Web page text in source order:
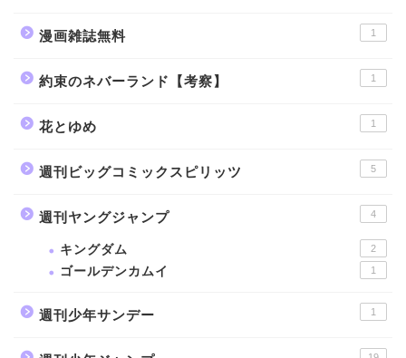
漫画雑誌無料 1
約束のネバーランド【考察】 1
花とゆめ 1
週刊ビッグコミックスピリッツ 5
週刊ヤングジャンプ 4
キングダム 2
ゴールデンカムイ 1
週刊少年サンデー 1